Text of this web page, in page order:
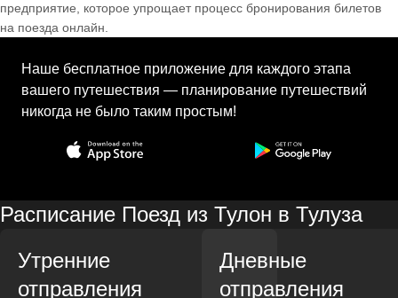
предприятие, которое упрощает процесс бронирования билетов
на поезда онлайн.
Наше бесплатное приложение для каждого этапа
вашего путешествия — планирование путешествий
никогда не было таким простым!
Расписание Поезд из Тулон в Тулуза
Утренние
отправления
Дневные
отправления